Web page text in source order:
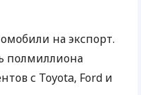
на экспорт.
полмиллиона
с Toyota, Ford и